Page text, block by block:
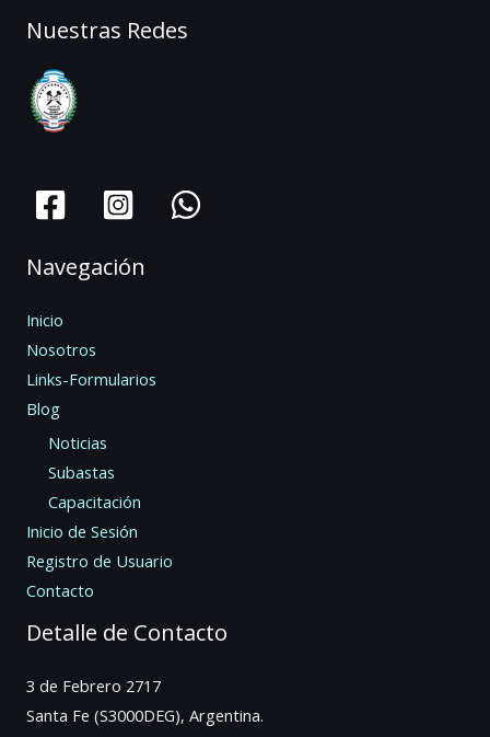
Nuestras Redes
Navegación
Inicio
Nosotros
Links-Formularios
Blog
Noticias
Subastas
Capacitación
Inicio de Sesión
Registro de Usuario
Contacto
Detalle de Contacto
3 de Febrero 2717
Santa Fe (S3000DEG), Argentina.